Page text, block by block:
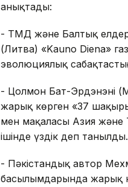
анықтады:
- ТМД және Балтық
(Литва) «Kauno Diena»
эволюциялық
- Цолмон Бат-Эрдэнэнің
жарық көрген «37
мен мақаласы Азия және
ішінде үздік деп танылды.
- Пәкістандық автор
басылымдарында жарық